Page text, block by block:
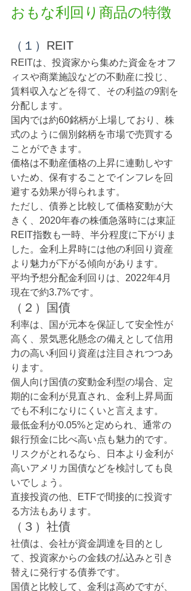
おもな利回り商品の特徴
（１） REIT
REITは、投資家から集めた資金をオフ
ィスや商業施設などの不動産に投じ、
賃料収入などを得て、その利益の9割を
分配します。
国内では約60銘柄が上場しており、株
式のように個別銘柄を市場で売買する
ことができます。
価格は不動産価格の上昇に連動しやす
いため、保有することでインフレを回
避する効果が得られます。
ただし、債券と比較して価格変動が大
きく、2020年春の株価急落時には東証
REIT指数も一時、半分程度に下がりま
した。金利上昇時には他の利回り資産
より魅力が下がる傾向があります。
平均予想分配金利回りは、2022年4月
現在で約3.7%です。
（２）国債
利率は、国が元本を保証して安全性が
高く、景気悪化懸念の備えとして信用
力の高い利回り資産は注目されつつあ
ります。
個人向け国債の変動金利型の場合、定
期的に金利が見直され、金利上昇局面
でも不利になりにくいと言えます。
最低金利が0.05%と定められ、通常の
銀行預金に比べ高い点も魅力的です。
リスクがとれるなら、日本より金利が
高いアメリカ国債などを検討しても良
いでしょう。
直接投資の他、ETFで間接的に投資す
る方法もあります。
（３）社債
社債は、会社が資金調達を目的とし
て、投資家からの金銭の払込みと引き
替えに発行する債券です。
国債と比較して、金利は高めですが、